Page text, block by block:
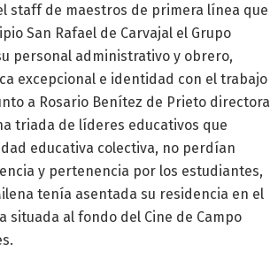
staff de maestros de primera línea que
San Rafael de Carvajal el Grupo
personal administrativo y obrero,
excepcional e identidad con el trabajo
a Rosario Benítez de Prieto directora
triada de líderes educativos que
educativa colectiva, no perdían
y pertenencia por los estudiantes,
tenía asentada su residencia en el
situada al fondo del Cine de Campo